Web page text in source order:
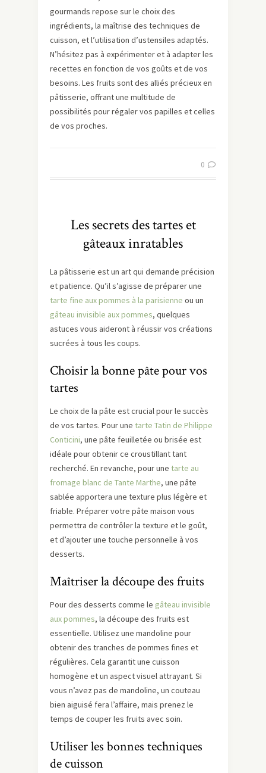
gourmands repose sur le choix des
ingrédients, la maîtrise des techniques de
cuisson, et l’utilisation d’ustensiles adaptés.
N’hésitez pas à expérimenter et à adapter les
recettes en fonction de vos goûts et de vos
besoins. Les fruits sont des alliés précieux en
pâtisserie, offrant une multitude de
possibilités pour régaler vos papilles et celles
de vos proches.
0
Les secrets des tartes et
gâteaux inratables
La pâtisserie est un art qui demande précision
et patience. Qu’il s’agisse de préparer une
tarte fine aux pommes à la parisienne ou un
gâteau invisible aux pommes, quelques
astuces vous aideront à réussir vos créations
sucrées à tous les coups.
Choisir la bonne pâte pour vos
tartes
Le choix de la pâte est crucial pour le succès
de vos tartes. Pour une tarte Tatin de Philippe
Conticini, une pâte feuilletée ou brisée est
idéale pour obtenir ce croustillant tant
recherché. En revanche, pour une tarte au
fromage blanc de Tante Marthe, une pâte
sablée apportera une texture plus légère et
friable. Préparer votre pâte maison vous
permettra de contrôler la texture et le goût,
et d’ajouter une touche personnelle à vos
desserts.
Maîtriser la découpe des fruits
Pour des desserts comme le gâteau invisible
aux pommes, la découpe des fruits est
essentielle. Utilisez une mandoline pour
obtenir des tranches de pommes fines et
régulières. Cela garantit une cuisson
homogène et un aspect visuel attrayant. Si
vous n’avez pas de mandoline, un couteau
bien aiguisé fera l’affaire, mais prenez le
temps de couper les fruits avec soin.
Utiliser les bonnes techniques
de cuisson